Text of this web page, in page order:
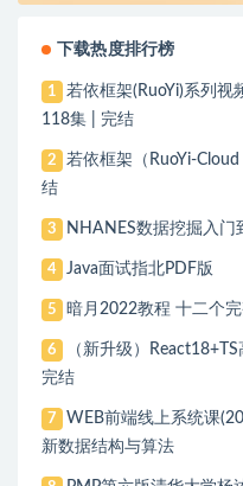
下载热度排行榜
1
若依框架(RuoYi)系列视
118集 | 完结
2
若依框架（RuoYi-
结
3 NHANES数据挖掘入门
4 Java面试指北PDF版
5 暗月2022教程 十二个
6
（新升级）
完结
7
WEB前端线上系统课
新数据结构与算法